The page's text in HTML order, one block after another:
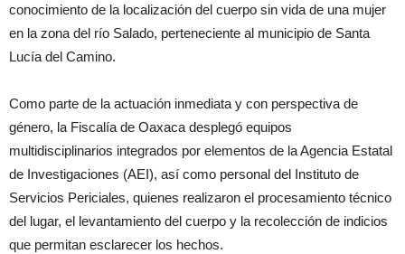
conocimiento de la localización del cuerpo sin vida de una mujer
en la zona del río Salado, perteneciente al municipio de Santa
Lucía del Camino.
Como parte de la actuación inmediata y con perspectiva de
género, la Fiscalía de Oaxaca desplegó equipos
multidisciplinarios integrados por elementos de la Agencia Estatal
de Investigaciones (AEI), así como personal del Instituto de
Servicios Periciales, quienes realizaron el procesamiento técnico
del lugar, el levantamiento del cuerpo y la recolección de indicios
que permitan esclarecer los hechos.